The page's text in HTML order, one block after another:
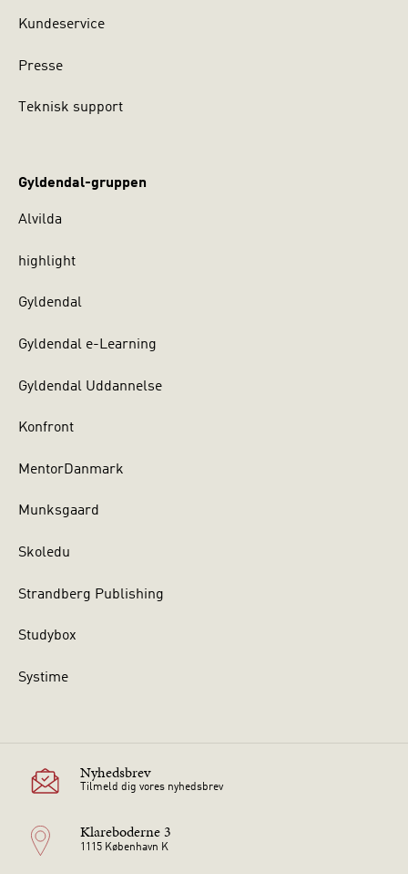
Kundeservice
Presse
Teknisk support
Gyldendal-gruppen
Alvilda
highlight
Gyldendal
Gyldendal e-Learning
Gyldendal Uddannelse
Konfront
MentorDanmark
Munksgaard
Skoledu
Strandberg Publishing
Studybox
Systime
Nyhedsbrev
Tilmeld dig vores nyhedsbrev
Klareboderne 3
1115 København K